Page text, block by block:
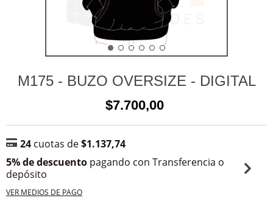
M175 - BUZO OVERSIZE - DIGITAL
$7.700,00
24 cuotas de$1.137,74
5% de descuento pagando con Transferencia o
depósito
VER MEDIOS DE PAGO